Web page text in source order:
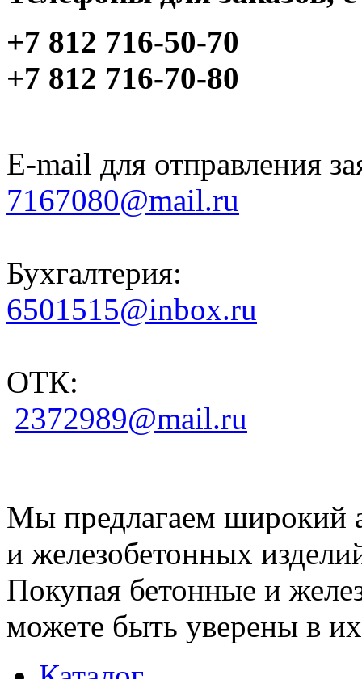
+7 812 716-50-70
+7 812 716-70-80
E-mail для отправления
7167080@mail.ru
Бухгалтерия:
6501515@inbox.ru
ОТК:
2372989@mail.ru
Мы предлагаем широкий
и железобетонных
Покупая бетонные и
можете быть уверены в их